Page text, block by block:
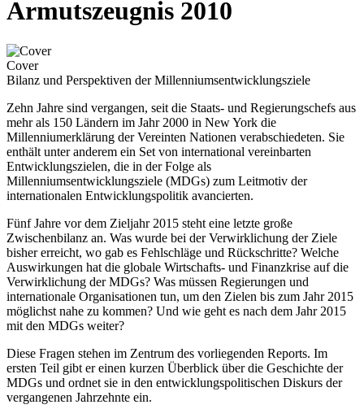
Armutszeugnis 2010
Cover
Bilanz und Perspektiven der Millenniumsentwicklungsziele
Zehn Jahre sind vergangen, seit die Staats- und Regierungschefs aus
mehr als 150 Ländern im Jahr 2000 in New York die
Millenniumerklärung der Vereinten Nationen verabschiedeten. Sie
enthält unter anderem ein Set von international vereinbarten
Entwicklungszielen, die in der Folge als
Millenniumsentwicklungsziele (MDGs) zum Leitmotiv der
internationalen Entwicklungspolitik avancierten.
Fünf Jahre vor dem Zieljahr 2015 steht eine letzte große
Zwischenbilanz an. Was wurde bei der Verwirklichung der Ziele
bisher erreicht, wo gab es Fehlschläge und Rückschritte? Welche
Auswirkungen hat die globale Wirtschafts- und Finanzkrise auf die
Verwirklichung der MDGs? Was müssen Regierungen und
internationale Organisationen tun, um den Zielen bis zum Jahr 2015
möglichst nahe zu kommen? Und wie geht es nach dem Jahr 2015
mit den MDGs weiter?
Diese Fragen stehen im Zentrum des vorliegenden Reports. Im
ersten Teil gibt er einen kurzen Überblick über die Geschichte der
MDGs und ordnet sie in den entwicklungspolitischen Diskurs der
vergangenen Jahrzehnte ein.